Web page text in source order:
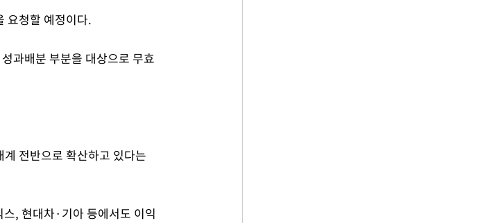
요청할 예정이다.
과배분 부분을 대상으로 무효
전반으로 확산하고 있다는
, 현대차·기아 등에서도 이익